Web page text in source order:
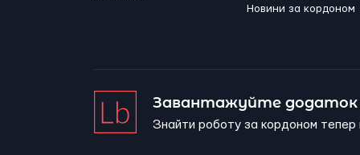
Новини за кордоном
Завантажуйте додаток
Знайти роботу за кордоном тепер